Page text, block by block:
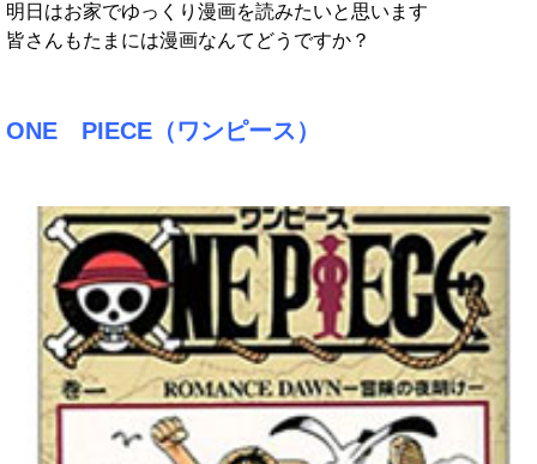
明日はお家でゆっくり漫画を読みたいと思います
皆さんもたまには漫画なんてどうですか？
ONE PIECE（ワンピース）